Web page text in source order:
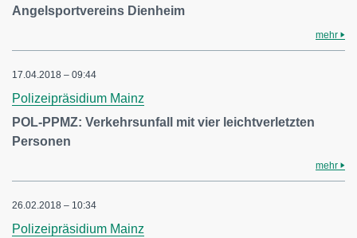
Angelsportvereins Dienheim
mehr
17.04.2018 – 09:44
Polizeipräsidium Mainz
POL-PPMZ: Verkehrsunfall mit vier leichtverletzten
Personen
mehr
26.02.2018 – 10:34
Polizeipräsidium Mainz